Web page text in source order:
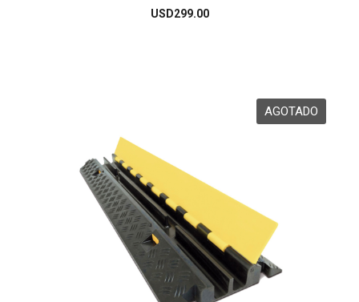
USD299.00